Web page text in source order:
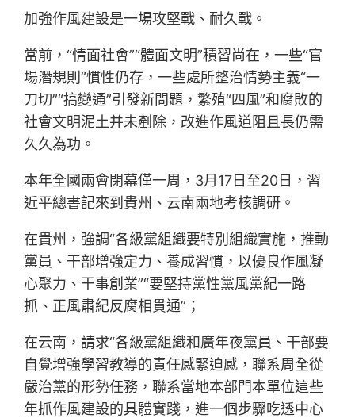
加強作風建設是一場攻堅戰、耐久戰。
當前，“情面社會”“體面文明”積習尚在，一些“官
場潛規則”慣性仍存，一些處所整治情勢主義“一
刀切”“搞變通”引發新問題，繁殖“四風”和腐敗的
社會文明泥土并未剷除，改進作風道阻且長仍需
久久為功。
本年全國兩會閉幕僅一周，3月17日至20日，習
近平總書記來到貴州、云南兩地考核調研。
在貴州，強調“各級黨組織要特別組織實施，推動
黨員、干部增強定力、養成習慣，以優良作風凝
心聚力、干事創業”“要堅持黨性黨風黨紀一路
抓、正風肅紀反腐相貫通”；
在云南，請求“各級黨組織和廣年夜黨員、干部要
自覺增強學習教導的責任感緊迫感，聯系周全從
嚴治黨的形勢任務，聯系當地本部門本單位這些
年抓作風建設的具體實踐，進一個步驟吃透中心